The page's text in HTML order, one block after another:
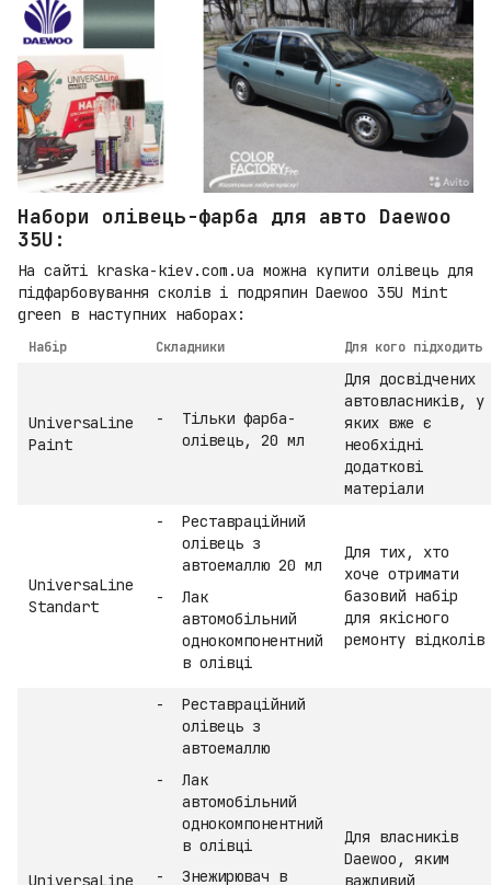
Набори олівець-фарба для авто Daewoo
35U:
На сайті kraska-kiev.com.ua можна купити олівець для
підфарбовування сколів і подряпин Daewoo 35U Mint
green в наступних наборах:
Набір Складники Для кого підходить
UniversaLine
Paint
Тільки фарба-
олівець, 20 мл
Для досвідчених
автовласників, у
яких вже є
необхідні
додаткові
матеріали
UniversaLine
Standart
Реставраційний
олівець з
автоемаллю 20 мл
Лак
автомобільний
однокомпонентний
в олівці
Для тих, хто
хоче отримати
базовий набір
для якісного
ремонту відколів
UniversaLine
Реставраційний
олівець з
автоемаллю
Лак
автомобільний
однокомпонентний
в олівці
Знежирювач в
Для власників
Daewoo, яким
важливий